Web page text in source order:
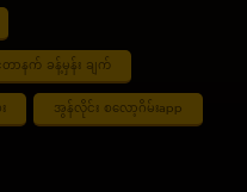
ာနက် ခန့်မှန်း ချက်
အွန်လိုင်း စလော့ဂိမ်းapp